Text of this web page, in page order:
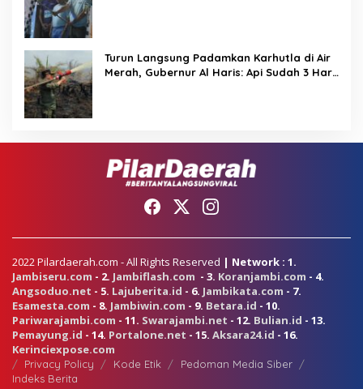
Turun Langsung Padamkan Karhutla di Air
Merah, Gubernur Al Haris: Api Sudah 3 Hari,
2022 Pilardaerah.com - All Rights Reserved | Network : 1.
Jambiseru.com - 2. Jambiflash.com - 3. Koranjambi.com - 4.
Angsoduo.net - 5. Lajuberita.id - 6. Jambikata.com - 7.
Esamesta.com - 8. Jambiwin.com - 9. Betara.id - 10.
Pariwarajambi.com - 11. Swarajambi.net - 12. Bulian.id - 13.
Pemayung.id - 14. Portalone.net - 15. Aksara24.id - 16.
Kerinciexpose.com
Privacy Policy Kode Etik
Pedoman Media Siber
Indeks Berita